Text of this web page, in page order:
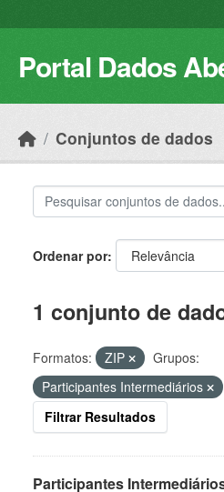
Portal Dados
Conjuntos de dados
Ordenar por
1 conjunto de
Formatos: ZIP
Grupos:
Participantes Intermediários
Filtrar Resultados
Participantes